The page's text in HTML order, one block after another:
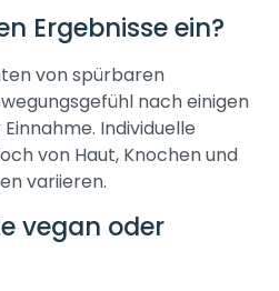
Ergebnisse ein?
von spürbaren
nach einigen
Individuelle
von Haut, Knochen und
variieren.
vegan oder